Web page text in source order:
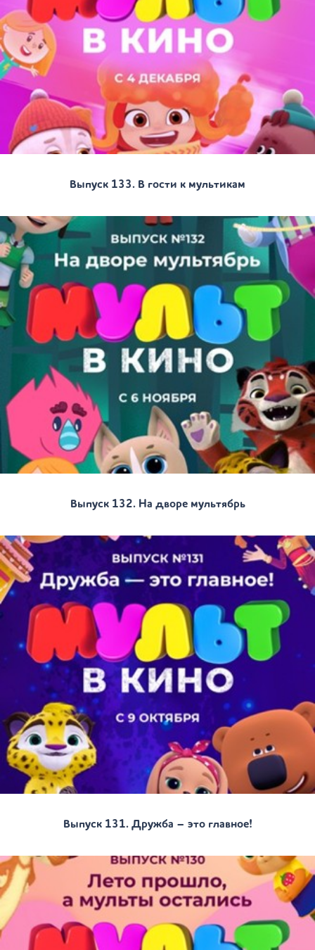
Выпуск 133. В гости к мультикам
Выпуск 132. На дворе мультябрь
Выпуск 131. Дружба – это главное!